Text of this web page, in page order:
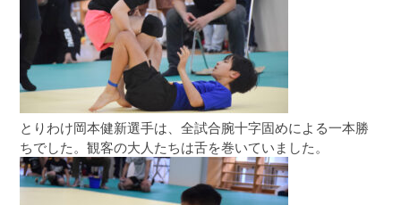
とりわけ岡本健新選手は、全試合腕十字固めによる一本勝
ちでした。観客の大人たちは舌を巻いていました。